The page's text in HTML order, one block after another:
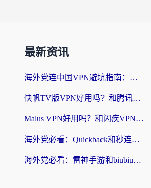
最新资讯
海外党连中国VPN避坑指南：如何选到真正能无缝刷国内资源的加速器？
快帆TV版VPN好用吗？和腾讯VPN对比哪个回国效果更好？海外党必看的真实体验指南
Malus VPN好用吗？和闪疾VPN对比哪个回国效果更好？海外华人的实用避坑指南
海外党必看：Quickback和秒连好用吗？3步选对回国加速器，无缝刷国内资源
海外党必看：雷神手游和biubiu好用吗？3招选对回国加速器无缝刷国内资源